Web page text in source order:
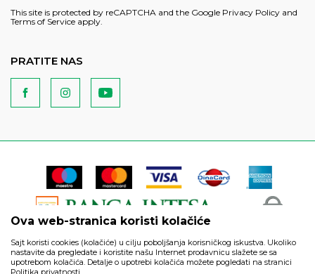
This site is protected by reCAPTCHA and the Google Privacy Policy and
Terms of Service apply.
PRATITE NAS
Ova web-stranica koristi kolačiće
Sajt koristi cookies (kolačiće) u cilju poboljšanja korisničkog iskustva. Ukoliko
nastavite da pregledate i koristite našu Internet prodavnicu slažete se sa
upotrebom kolačića. Detalje o upotrebi kolačića možete pogledati na stranici
Politika privatnosti.